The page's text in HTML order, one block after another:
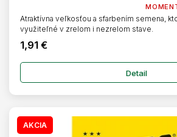
1,91 €
Detail
Atraktívna veľkosťou a sfarbením semena,
využiteľné v zrelom i nezrelom stave.
AKCIA